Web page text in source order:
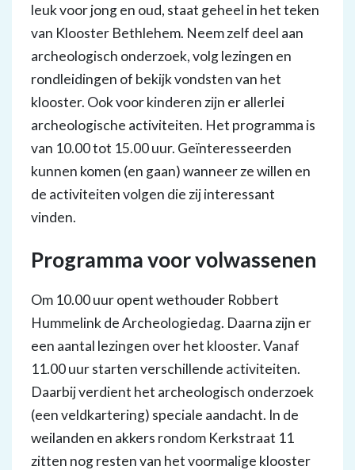
leuk voor jong en oud, staat geheel in het teken
van Klooster Bethlehem. Neem zelf deel aan
archeologisch onderzoek, volg lezingen en
rondleidingen of bekijk vondsten van het
klooster. Ook voor kinderen zijn er allerlei
archeologische activiteiten. Het programma is
van 10.00 tot 15.00 uur. Geïnteresseerden
kunnen komen (en gaan) wanneer ze willen en
de activiteiten volgen die zij interessant
vinden.
Programma voor volwassenen
Om 10.00 uur opent wethouder Robbert
Hummelink de Archeologiedag. Daarna zijn er
een aantal lezingen over het klooster. Vanaf
11.00 uur starten verschillende activiteiten.
Daarbij verdient het archeologisch onderzoek
(een veldkartering) speciale aandacht. In de
weilanden en akkers rondom Kerkstraat 11
zitten nog resten van het voormalige klooster